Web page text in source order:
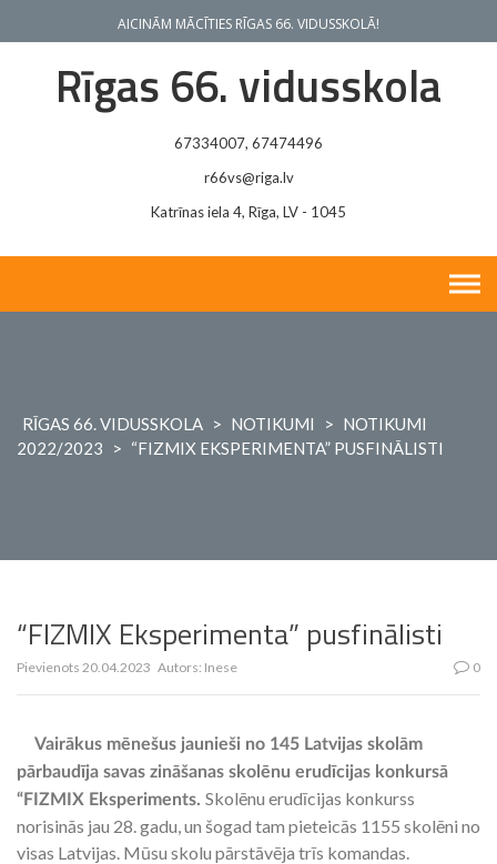
AICINĀM MĀCĪTIES RĪGAS 66. VIDUSSKOLĀ!
Rīgas 66. vidusskola
67334007, 67474496
r66vs@riga.lv
Katrīnas iela 4, Rīga, LV - 1045
RĪGAS 66. VIDUSSKOLA > NOTIKUMI > NOTIKUMI
2022/2023
> “FIZMIX EKSPERIMENTA” PUSFINĀLISTI
“FIZMIX Eksperimenta” pusfinālisti
Pievienots 20.04.2023 Autors: Inese 0
Vairākus mēnešus jaunieši no 145 Latvijas skolām
pārbaudīja savas zināšanas skolēnu erudīcijas konkursā
“FIZMIX Eksperiments. Skolēnu erudīcijas konkurss
norisinās jau 28. gadu, un šogad tam pieteicās 1155 skolēni no
visas Latvijas. Mūsu skolu pārstāvēja trīs komandas.